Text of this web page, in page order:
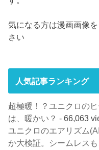
気になる方は漫画画像
さい
人気記事ランキング
超極暖！？ユニクロの
は、暖かい？ - 66,063
ユニクロのエアリズム
か大検証。シームレスも